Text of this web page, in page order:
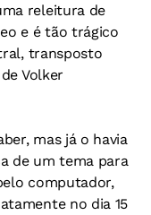
releitura de
e é tão trágico
transposto
Volker
mas já o havia
de um tema para
computador,
no dia 15